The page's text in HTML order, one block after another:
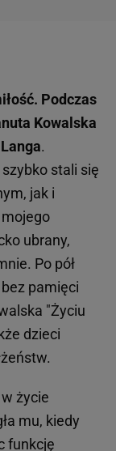
Podczas
Kowalska
.
stali się
jak i
ubrany,
Po pół
pamięci
"Życiu
dzieci
życie
mu, kiedy
funkcję